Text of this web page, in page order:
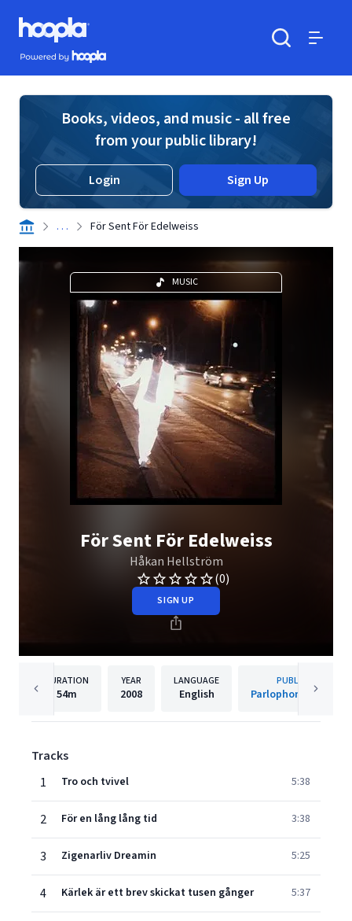
Skip to main content
Hoopla logo
Powered by Hoopla
Books, videos, and music - all free
from your public library!
Login Sign Up
. . . För Sent För Edelweiss
MUSIC
För Sent För Edelweiss
Håkan Hellström
(0)
SIGN UP
DURATION
54m
YEAR
2008
LANGUAGE
English
PUBLISHER
Parlophone Sweden
Tracks
1
Tro och tvivel 5:38
2 För en lång lång tid 3:38
3 Zigenarliv Dreamin 5:25
4 Kärlek är ett brev skickat tusen gånger 5:37